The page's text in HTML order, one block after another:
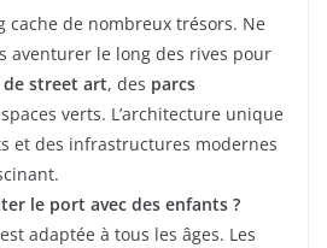
cache de nombreux trésors. Ne
aventurer le long des rives pour
de street art, des parcs
verts. L’architecture unique
et des infrastructures modernes
le port avec des enfants ?
adaptée à tous les âges. Les